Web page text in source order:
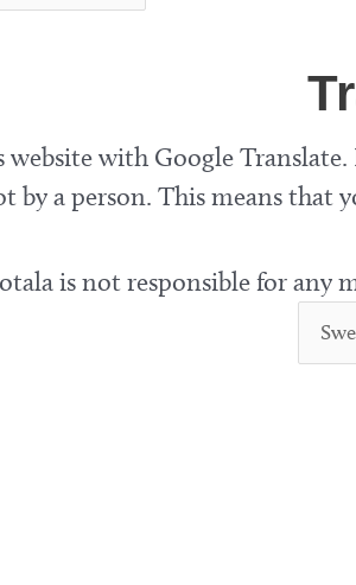
website with Google
by a person. This means that
is not responsible for any